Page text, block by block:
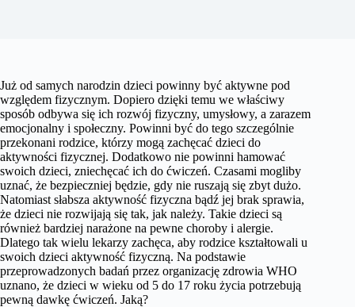
Już od samych narodzin dzieci powinny być aktywne pod
względem fizycznym. Dopiero dzięki temu we właściwy
sposób odbywa się ich rozwój fizyczny, umysłowy, a zarazem
emocjonalny i społeczny. Powinni być do tego szczególnie
przekonani rodzice, którzy mogą zachęcać dzieci do
aktywności fizycznej. Dodatkowo nie powinni hamować
swoich dzieci, zniechęcać ich do ćwiczeń. Czasami mogliby
uznać, że bezpieczniej będzie, gdy nie ruszają się zbyt dużo.
Natomiast słabsza aktywność fizyczna bądź jej brak sprawia,
że dzieci nie rozwijają się tak, jak należy. Takie dzieci są
również bardziej narażone na pewne choroby i alergie.
Dlatego tak wielu lekarzy zachęca, aby rodzice kształtowali u
swoich dzieci aktywność fizyczną. Na podstawie
przeprowadzonych badań przez organizację zdrowia WHO
uznano, że dzieci w wieku od 5 do 17 roku życia potrzebują
pewną dawkę ćwiczeń. Jaką?